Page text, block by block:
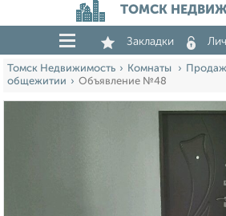
ТОМСК
Закладки
Томск Недвижимость Комнаты
общежитии
Объявление №48